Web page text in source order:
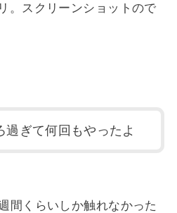
。スクリーンショットので
過ぎて何回もやったよ
間くらいしか触れなかった